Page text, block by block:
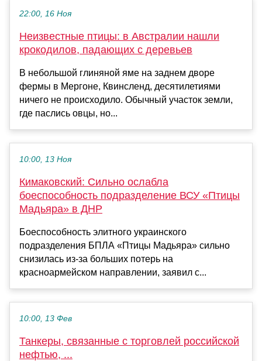
22:00, 16 Ноя
Неизвестные птицы: в Австралии нашли
крокодилов, падающих с деревьев
В небольшой глиняной яме на заднем дворе
фермы в Мергоне, Квинсленд, десятилетиями
ничего не происходило. Обычный участок земли,
где паслись овцы, но...
10:00, 13 Ноя
Кимаковский: Сильно ослабла
боеспособность подразделение ВСУ «Птицы
Мадьяра» в ДНР
Боеспособность элитного украинского
подразделения БПЛА «Птицы Мадьяра» сильно
снизилась из-за больших потерь на
красноармейском направлении, заявил с...
10:00, 13 Фев
Танкеры, связанные с торговлей российской
нефтью, ...